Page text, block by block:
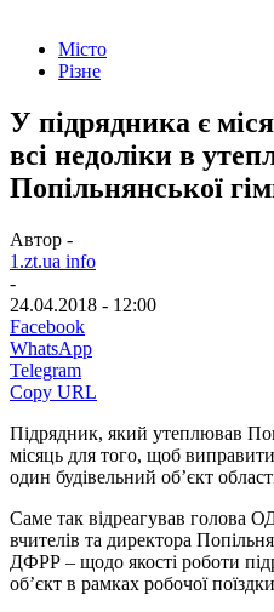
Місто
Різне
У підрядника є
всі недоліки в
Попільнянської
Автор -
1.zt.ua info
-
24.04.2018 - 12:00
Facebook
WhatsApp
Telegram
Copy URL
Підрядник, який утеплював
місяць для того, щоб
один будівельний об’єкт
Саме так відреагував голова
вчителів та директора
ДФРР – щодо якості роботи
об’єкт в рамках робочої